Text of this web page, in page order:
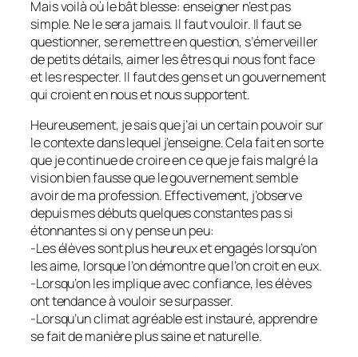
Mais voilà où le bât blesse: enseigner n’est pas
simple. Ne le sera jamais. Il faut vouloir. Il faut se
questionner, se remettre en question, s’émerveiller
de petits détails, aimer les êtres qui nous font face
et les respecter. Il faut des gens et un gouvernement
qui croient en nous et nous supportent.
Heureusement, je sais que j’ai un certain pouvoir sur
le contexte dans lequel j’enseigne. Cela fait en sorte
que je continue de croire en ce que je fais malgré la
vision bien fausse que le gouvernement semble
avoir de ma profession. Effectivement, j’observe
depuis mes débuts quelques constantes pas si
étonnantes si on y pense un peu:
-Les élèves sont plus heureux et engagés lorsqu’on
les aime, lorsque l’on démontre que l’on croit en eux.
-Lorsqu’on les implique avec confiance, les élèves
ont tendance à vouloir se surpasser.
-Lorsqu’un climat agréable est instauré, apprendre
se fait de manière plus saine et naturelle.